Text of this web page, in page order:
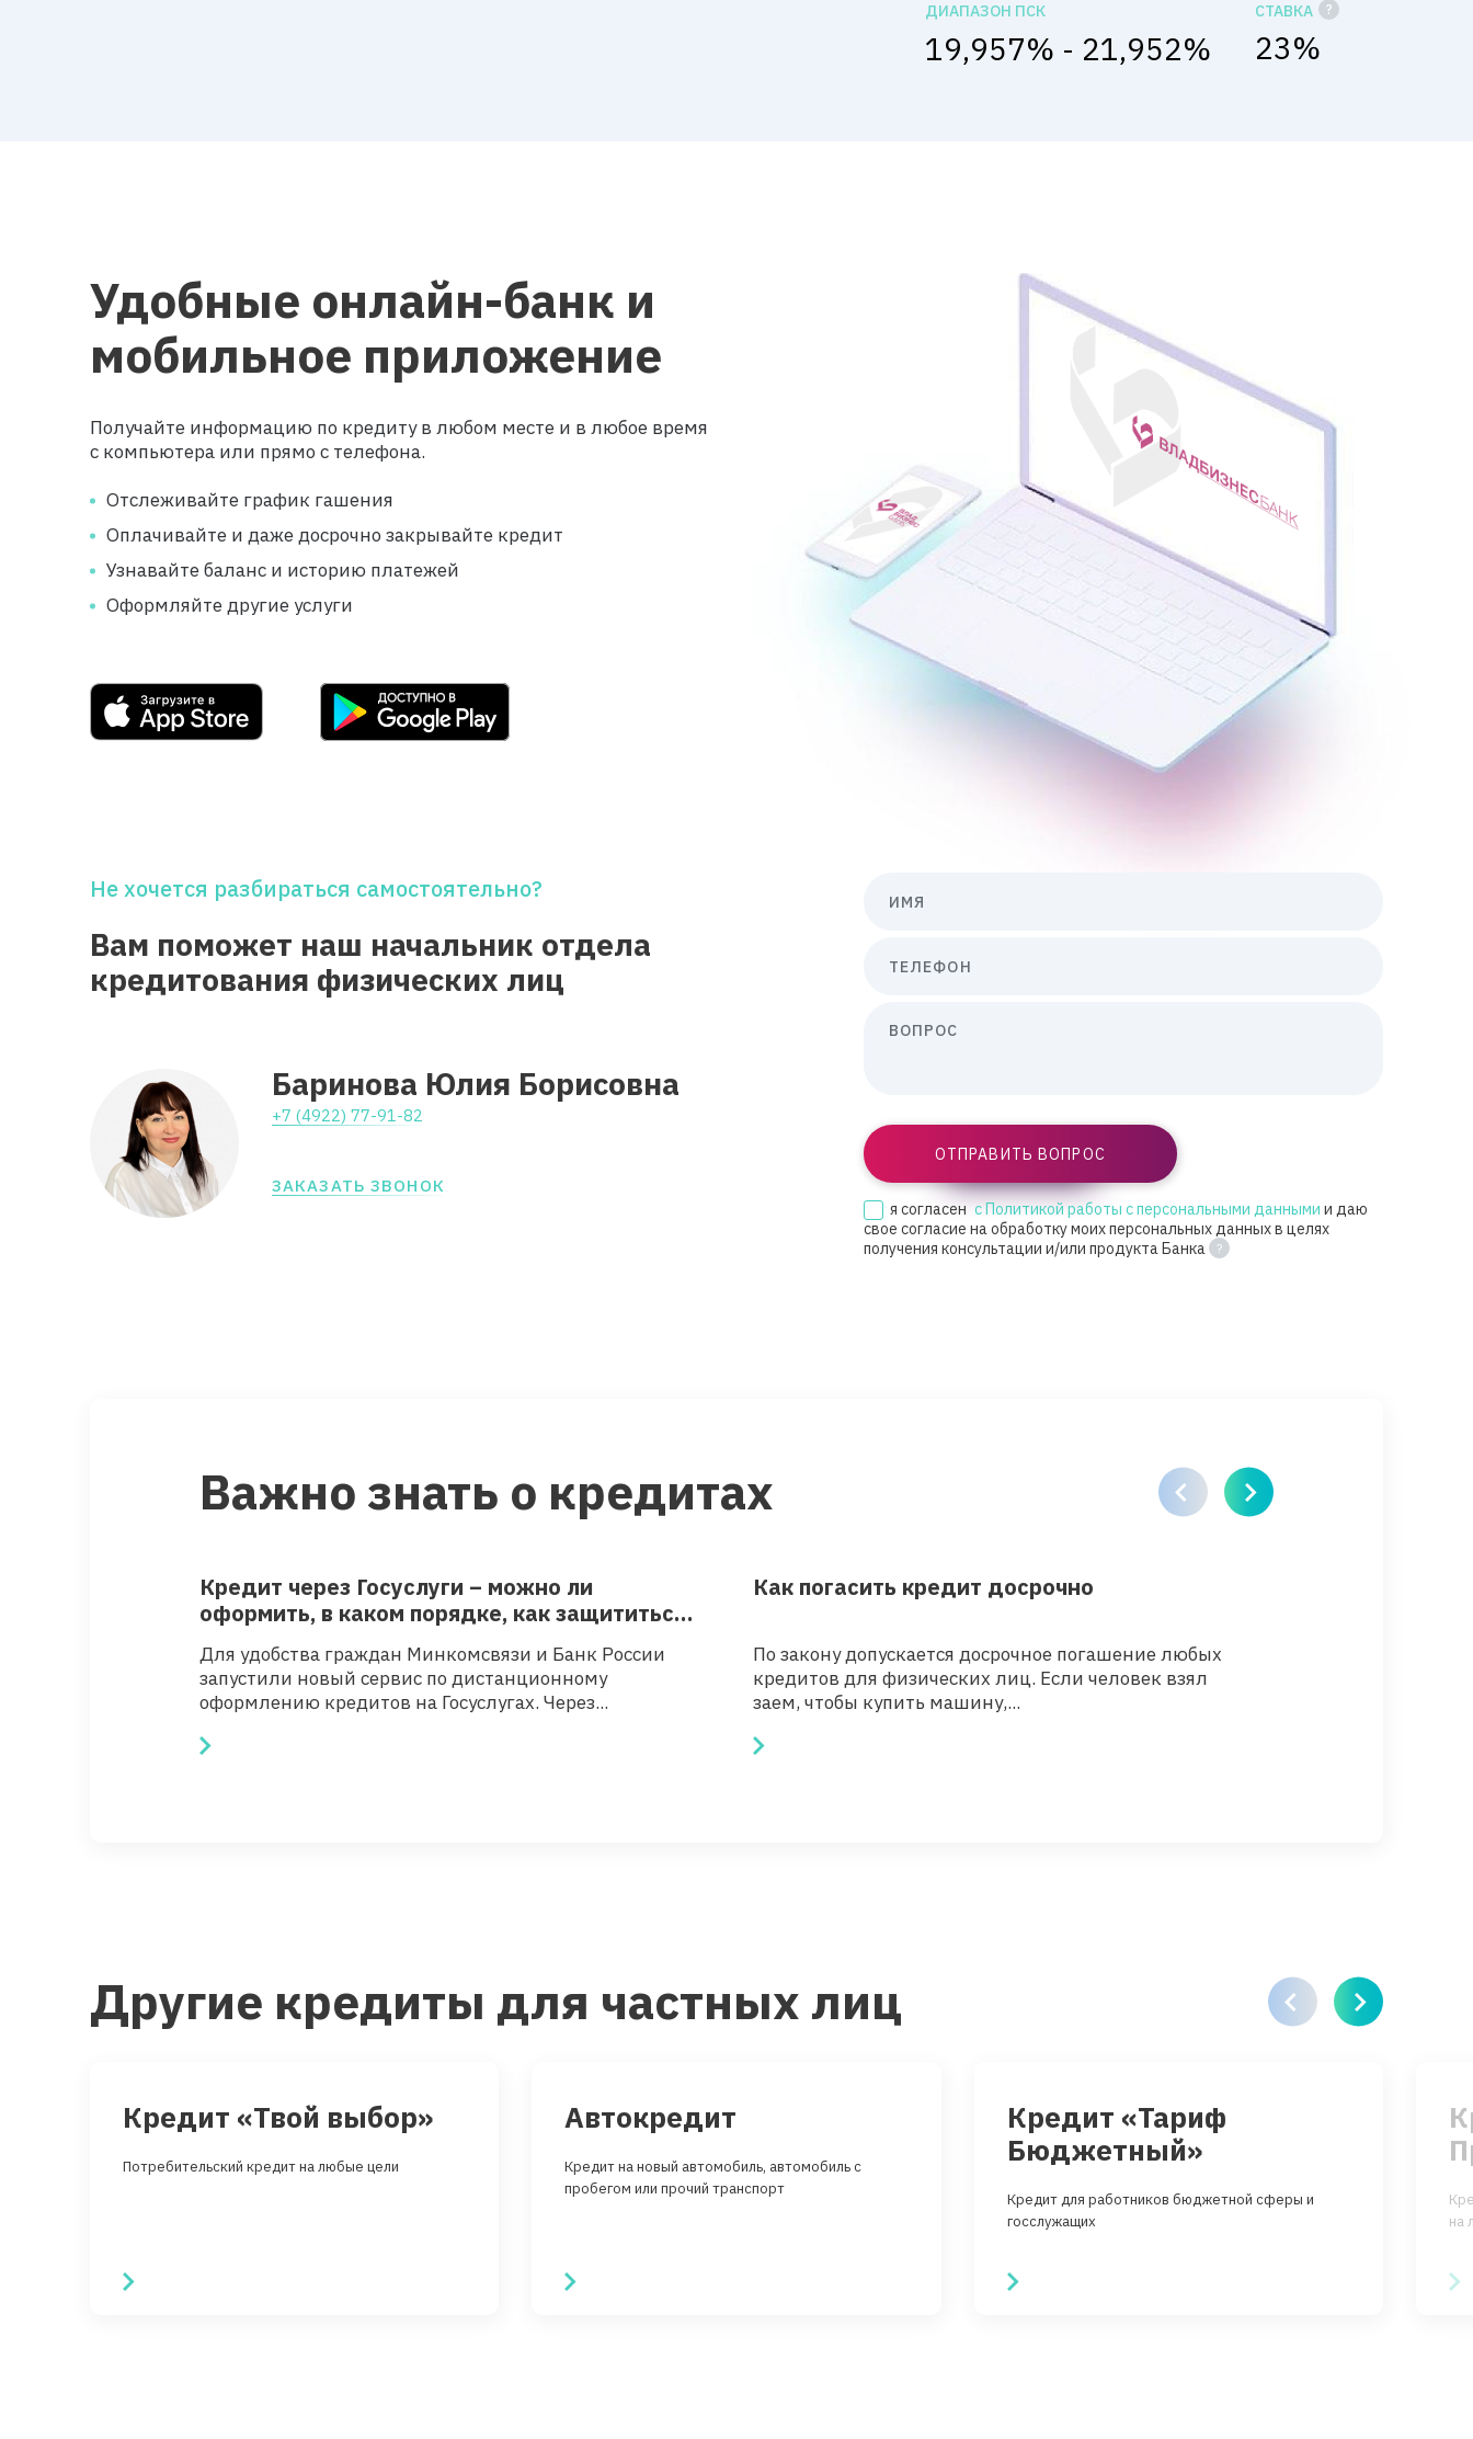
ДИАПАЗОН ПСК
19,957% - 21,952%
СТАВКА
23%
Удобные онлайн-банк и
мобильное приложение
Получайте информацию по кредиту в любом месте и в любое время
с компьютера или прямо с телефона.
Отслеживайте график гашения
Оплачивайте и даже досрочно закрывайте кредит
Узнавайте баланс и историю платежей
Оформляйте другие услуги
Не хочется разбираться самостоятельно?
Вам поможет наш начальник отдела
кредитования физических лиц
Баринова Юлия Борисовна
+7 (4922) 77-91-82
ЗАКАЗАТЬ ЗВОНОК
ИМЯ
ТЕЛЕФОН
ВОПРОС
ОТПРАВИТЬ ВОПРОС
я согласен с Политикой работы с персональными данными и даю
свое согласие на обработку моих персональных данных в целях
получения консультации и/или продукта Банка
Важно знать о кредитах
Кредит через Госуслуги – можно ли
оформить, в каком порядке, как защититься
от мошенников
Для удобства граждан Минкомсвязи и Банк России
запустили новый сервис по дистанционному
оформлению кредитов на Госуслугах. Через...
Как погасить кредит досрочно
По закону допускается досрочное погашение любых
кредитов для физических лиц. Если человек взял
заем, чтобы купить машину,...
Другие кредиты для частных лиц
Кредит «Твой выбор»
Потребительский кредит на любые цели
Автокредит
Кредит на новый автомобиль, автомобиль с
пробегом или прочий транспорт
Кредит «Тариф
Бюджетный»
Кредит для работников бюджетной сферы и
госслужащих
на